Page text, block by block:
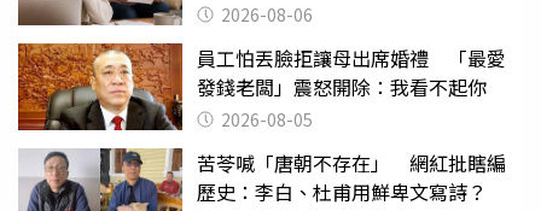
2026-08-06
員工怕丟臉拒讓母出席婚禮 「最愛
發錢老闆」震怒開除：我看不起你
2026-08-05
苦苓喊「唐朝不存在」 網紅批瞎編
歷史：李白、杜甫用鮮卑文寫詩？